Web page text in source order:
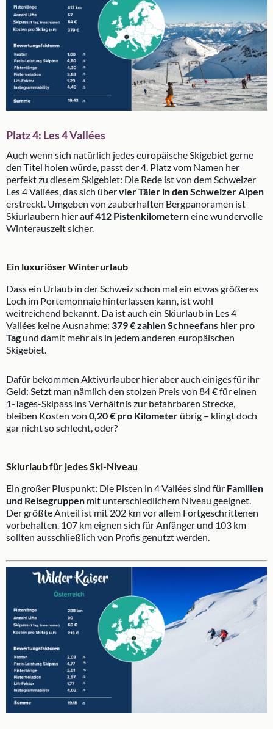
Platz 4: Les 4 Vallées
Auch wenn sich natürlich jedes europäische Skigebiet gerne
den Titel holen würde, passt der 4. Platz vom Namen her
perfekt zu diesem Skigebiet: Die Rede ist von dem Schweizer
Les 4 Vallées, das sich übervier Täler in den Schweizer Alpen
erstreckt. Umgeben von zauberhaften Bergpanoramen ist
Skiurlaubern hier auf412 Pistenkilometerneine wundervolle
Winterauszeit sicher.
Ein luxuriöser Winterurlaub
Dass ein Urlaub in der Schweiz schon mal ein etwas größeres
Loch im Portemonnaie hinterlassen kann, ist wohl
weitreichend bekannt. Da ist auch ein Skiurlaub in Les 4
Vallées keine Ausnahme: 379 € zahlen Schneefans hier pro
Tag und damit mehr als in jedem anderen europäischen
Skigebiet.
Dafür bekommen Aktivurlauber hier aber auch einiges für ihr
Geld: Setzt man nämlich den stolzen Preis von 84 € für einen
1-Tages-Skipass ins Verhältnis zur befahrbaren Strecke,
bleiben Kosten von 0,20 € pro Kilometer übrig – klingt doch
gar nicht so schlecht, oder?
Skiurlaub für jedes Ski-Niveau
Ein großer Pluspunkt: Die Pisten in 4 Vallées sind für Familien
und Reisegruppen mit unterschiedlichem Niveau geeignet.
Der größte Anteil ist mit 202 km vor allem Fortgeschrittenen
vorbehalten. 107 km eignen sich für Anfänger und 103 km
sollten ausschließlich von Profis genutzt werden.